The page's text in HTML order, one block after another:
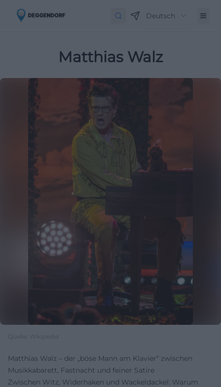
Deutsch
Matthias Walz
Quelle: Wikipedia
Matthias Walz – der „böse Mann am Klavier“ zwischen
Musikkabarett, Fastnacht und feiner Satire
Zwischen Witz, Widerhaken und Wackeldackel: Warum